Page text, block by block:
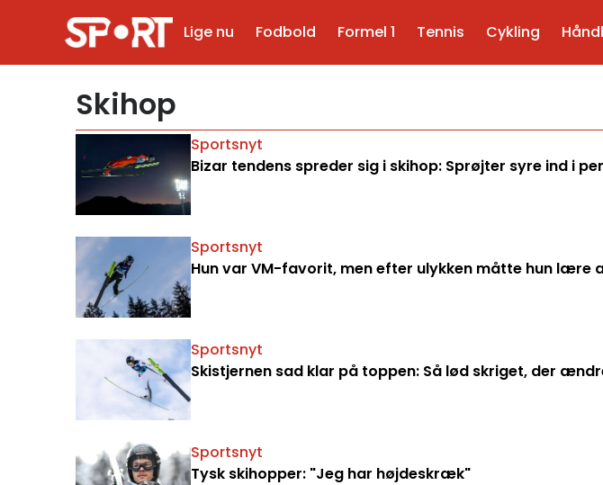
Lige nu Fodbold Formel 1 Tennis Cykling
Skihop
Sportsnyt
Bizar tendens spreder sig i skihop: Sprøjter syre ind i
Sportsnyt
Hun var VM-favorit, men efter ulykken måtte hun lære
Sportsnyt
Skistjernen sad klar på toppen: Så lød skriget, der
Sportsnyt
Tysk skihopper: "Jeg har højdeskræk"